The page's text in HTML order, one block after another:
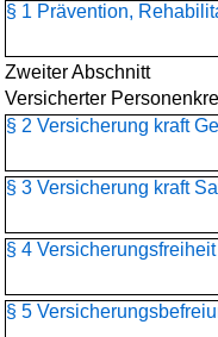
§ 1 Prävention,
Zweiter Abschnitt
Versicherter
§ 2 Versicherung kraft
§ 3 Versicherung kraft
§ 4 Versicherungsfreiheit
§ 5